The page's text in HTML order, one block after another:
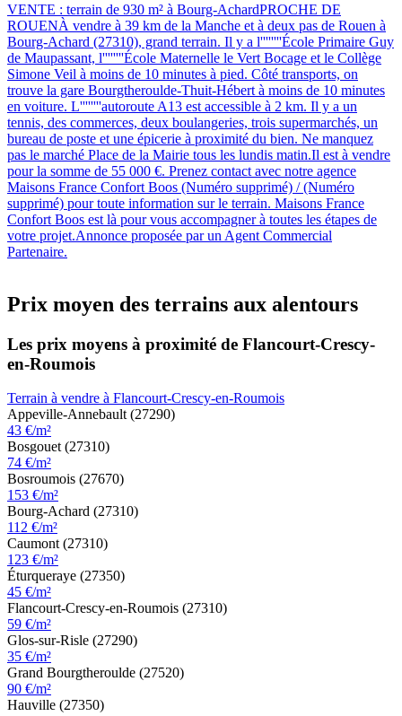
VENTE : terrain de 930 m² à Bourg-AchardPROCHE DE
ROUENÀ vendre à 39 km de la Manche et à deux pas de Rouen à
Bourg-Achard (27310), grand terrain. Il y a l''''''''École Primaire Guy
de Maupassant, l''''''''École Maternelle le Vert Bocage et le Collège
Simone Veil à moins de 10 minutes à pied. Côté transports, on
trouve la gare Bourgtheroulde-Thuit-Hébert à moins de 10 minutes
en voiture. L''''''''autoroute A13 est accessible à 2 km. Il y a un
tennis, des commerces, deux boulangeries, trois supermarchés, un
bureau de poste et une épicerie à proximité du bien. Ne manquez
pas le marché Place de la Mairie tous les lundis matin.Il est à vendre
pour la somme de 55 000 €. Prenez contact avec notre agence
Maisons France Confort Boos (Numéro supprimé) / (Numéro
supprimé) pour toute information sur le terrain. Maisons France
Confort Boos est là pour vous accompagner à toutes les étapes de
votre projet.Annonce proposée par un Agent Commercial
Partenaire.
Prix moyen des terrains aux alentours
Les prix moyens à proximité de Flancourt-Crescy-
en-Roumois
Terrain à vendre à Flancourt-Crescy-en-Roumois
Appeville-Annebault (27290)
43 €/m²
Bosgouet (27310)
74 €/m²
Bosroumois (27670)
153 €/m²
Bourg-Achard (27310)
112 €/m²
Caumont (27310)
123 €/m²
Éturqueraye (27350)
45 €/m²
Flancourt-Crescy-en-Roumois (27310)
59 €/m²
Glos-sur-Risle (27290)
35 €/m²
Grand Bourgtheroulde (27520)
90 €/m²
Hauville (27350)